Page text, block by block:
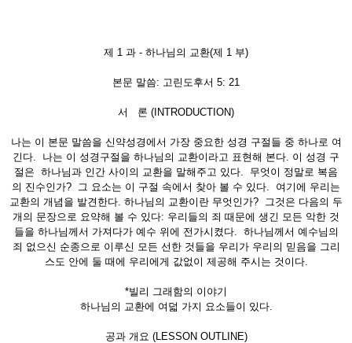
제 1 과 - 하나님의 교환(제 1 부)
본문 말씀: 고린도후서 5: 21
서 론 (INTRODUCTION)
나는 이 본문 말씀을 신약성경에서 가장 중요한 성경 구절들 중 하나로 여
긴다. 나는 이 성경구절을 하나님의 교환이라고 표현해 본다. 이 성경 구
절은 하나님과 인간 사이의 교환을 말해주고 있다. 무엇이 정말로 복음
의 진수인가? 그 요소는 이 구절 속에서 찾아 볼 수 있다. 여기에 우리는
교환의 개념을 발견한다. 하나님의 교환이란 무엇인가? 그것은 다음의 두
개의 문장으로 요약해 볼 수 있다: 우리들의 죄 때문에 생긴 모든 악한 것
들을 하나님께서 가져다가 예수 위에 전가시켰다. 하나님께서 예수님의
죄 없으신 순종으로 이루신 모든 선한 것들을 우리가 우리의 믿음을 그리
스도 안에 둘 때에 우리에게 값없이 제공해 주시는 것이다.
*빌리 그래함의 이야기
하나님의 교환에 여덟 가지 요소들이 있다.
공과 개요 (LESSON OUTLINE)